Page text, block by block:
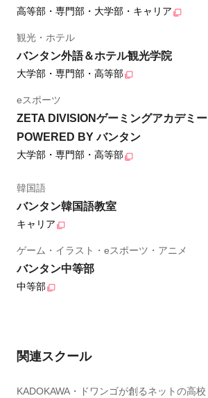
高等部・専門部・大学部・キャリア
観光・ホテル
バンタン外語＆ホテル観光学院
大学部・専門部・高等部
eスポーツ
ZETA DIVISIONゲーミングアカデミー
POWERED BY バンタン
大学部・専門部・高等部
韓国語
バンタン韓国語教室
キャリア
ゲーム・イラスト・eスポーツ・アニメ
バンタン中等部
中等部
関連スクール
KADOKAWA・ドワンゴが創るネットの高校